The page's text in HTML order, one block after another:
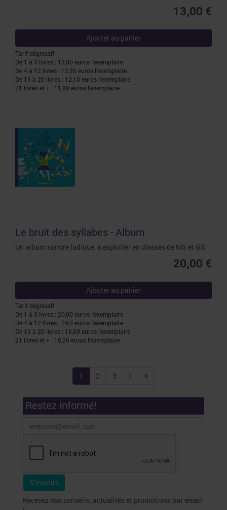
13,00 €
Ajouter au panier
Tarif dégressif
De 1 à 3 livres : 13,00 euros l'exemplaire
De 4 à 12 livres : 12,35 euros l'exemplaire
De 13 à 20 livres : 12,10 euros l'exemplaire
21 livres et + : 11,80 euros l'exemplaire
Le bruit des syllabes - Album
Un album sonore ludique, à exploiter en classes de MS et GS
20,00 €
Ajouter au panier
Tarif dégressif
De 1 à 3 livres : 20,00 euros l'exemplaire
De 4 à 12 livres : 19,0 euros l'exemplaire
De 13 à 20 livres : 18,60 euros l'exemplaire
21 livres et + : 18,20 euros l'exemplaire
1 2 3
Restez informé!
Recevez nos conseils, actualités et promotions par email